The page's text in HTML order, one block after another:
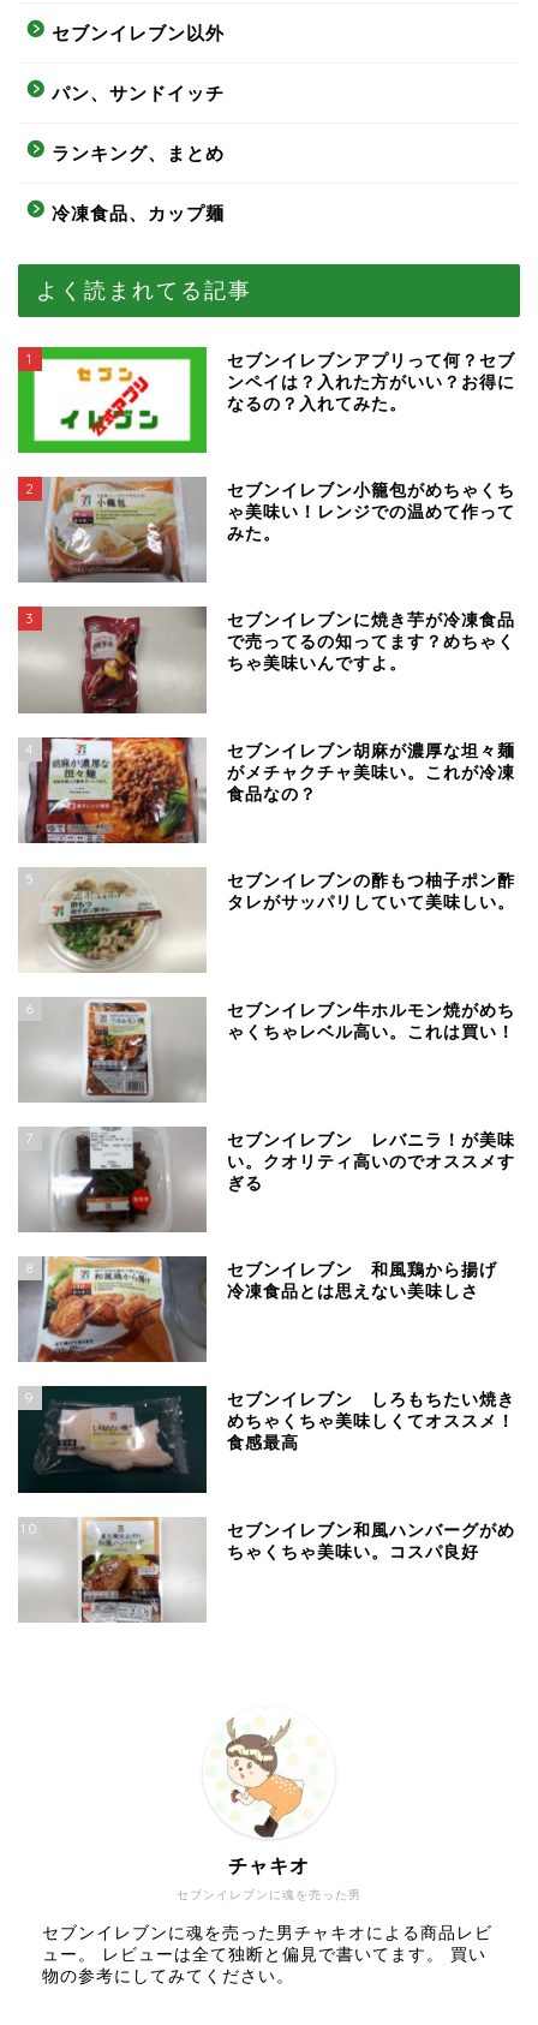
セブンイレブン以外
パン、サンドイッチ
ランキング、まとめ
冷凍食品、カップ麺
よく読まれてる記事
1
セブンイレブンアプリって何？セブ
ンペイは？入れた方がいい？お得に
なるの？入れてみた。
2
セブンイレブン小籠包がめちゃくち
ゃ美味い！レンジでの温めて作って
みた。
3
セブンイレブンに焼き芋が冷凍食品
で売ってるの知ってます？めちゃく
ちゃ美味いんですよ。
4
セブンイレブン胡麻が濃厚な坦々麺
がメチャクチャ美味い。これが冷凍
食品なの？
5
セブンイレブンの酢もつ柚子ポン酢
タレがサッパリしていて美味しい。
6
セブンイレブン牛ホルモン焼がめち
ゃくちゃレベル高い。これは買い！
7
セブンイレブン レバニラ！が美味
い。クオリティ高いのでオススメす
ぎる
8
セブンイレブン 和風鶏から揚げ
冷凍食品とは思えない美味しさ
9
セブンイレブン しろもちたい焼き
めちゃくちゃ美味しくてオススメ！
食感最高
10
セブンイレブン和風ハンバーグがめ
ちゃくちゃ美味い。コスパ良好
セブンイレブンに魂を売った男
チャキオ
セブンイレブンに魂を売った男チャキオによる商品レビ
ュー。 レビューは全て独断と偏見で書いてます。 買い
物の参考にしてみてください。